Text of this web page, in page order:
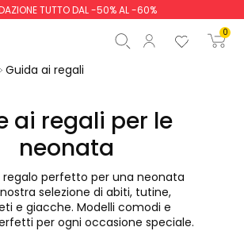
TUTTO DAL -50% AL -60%
0
Inizio ordine
Guida ai regali
ai regali per le
neonata
regalo perfetto per una neonata
selezione di abiti, tutine,
e giacche. Modelli comodi e
per ogni occasione speciale.